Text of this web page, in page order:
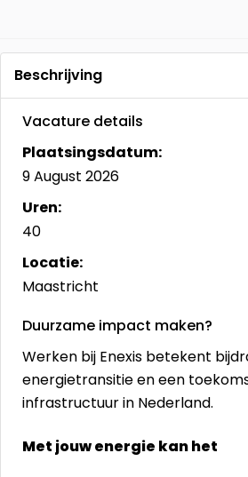
Beschrijving
Vacature details
Plaatsingsdatum:
9 August 2026
Uren:
40
Locatie:
Maastricht
Duurzame impact maken?
Werken bij Enexis betekent
energietransitie en een
infrastructuur in Nederland.
Met jouw energie kan het